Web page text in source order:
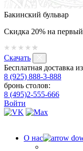
Бакинский бульвар
Скидка 20% на
Скачать
Бесплатная доставка
8 (925) 888-3-888
бронь столов:
8 (495)2-555-666
Войти
О нас